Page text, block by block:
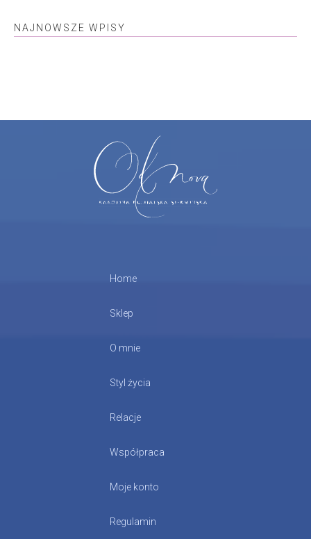
NAJNOWSZE WPISY
Home
Sklep
O mnie
Styl życia
Relacje
Współpraca
Moje konto
Regulamin